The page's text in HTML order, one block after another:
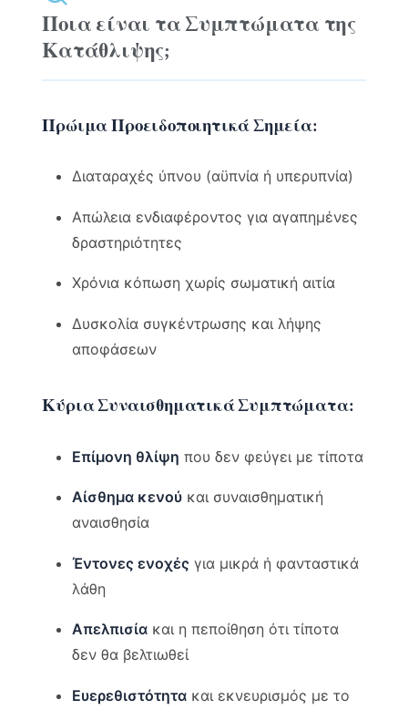
Ποια είναι τα Συμπτώματα της
Κατάθλιψης;
Πρώιμα Προειδοποιητικά Σημεία:
Διαταραχές ύπνου (αϋπνία ή υπερυπνία)
Απώλεια ενδιαφέροντος για αγαπημένες
δραστηριότητες
Χρόνια κόπωση χωρίς σωματική αιτία
Δυσκολία συγκέντρωσης και λήψης
αποφάσεων
Κύρια Συναισθηματικά Συμπτώματα:
Επίμονη θλίψη που δεν φεύγει με τίποτα
Αίσθημα κενού και συναισθηματική
αναισθησία
Έντονες ενοχές για μικρά ή φανταστικά
λάθη
Απελπισία και η πεποίθηση ότι τίποτα
δεν θα βελτιωθεί
Ευερεθιστότητα και εκνευρισμός με το